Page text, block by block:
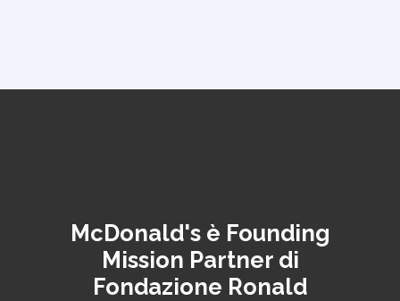
McDonald's è Founding
Mission Partner di
Fondazione Ronald